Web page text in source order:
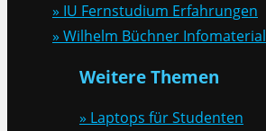
» IU Fernstudium Erfahrungen
» Wilhelm Büchner Infomaterial
Weitere Themen
» Laptops für Studenten